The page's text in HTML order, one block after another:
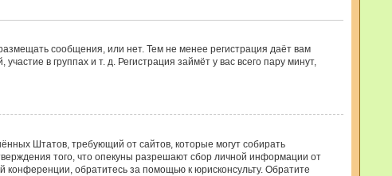
сообщения, или нет. Тем не менее регистрация даёт вам
в группах и т. д. Регистрация займёт у вас всего пару минут,
Штатов, требующий от сайтов, которые могут собирать
того, что опекуны разрешают сбор личной информации от
обратитесь за помощью к юрисконсульту. Обратите